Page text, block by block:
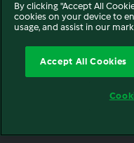
By clicking "Accept All
cookies on your device to
usage, and assist in our
Accept All Cookies